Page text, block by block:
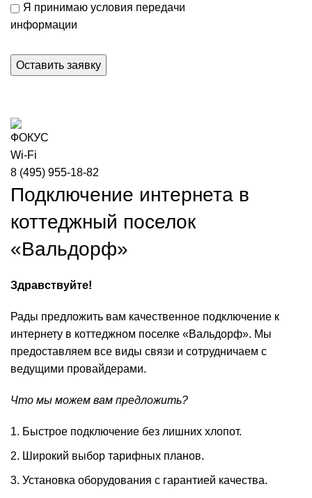
Я принимаю условия передачи
информации
8 (495) 955-18-82
Подключение интернета в
коттеджный поселок
«Вальдорф»
Здравствуйте!
Рады предложить вам качественное подключение к
интернету в коттеджном поселке «Вальдорф». Мы
предоставляем все виды связи и сотрудничаем с
ведущими провайдерами.
Что мы можем вам предложить?
Быстрое подключение без лишних хлопот.
Широкий выбор тарифных планов.
Установка оборудования с гарантией качества.